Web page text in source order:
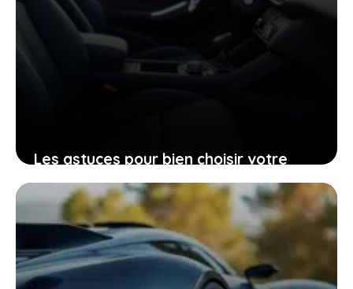
Les astuces pour bien choisir votre
Peugeot 206 d’occasion grâce à sa
fiche technique
25 janvier 2026